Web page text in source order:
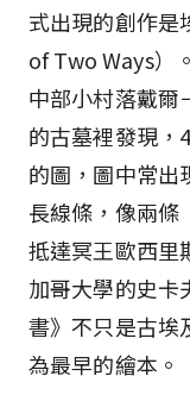
式出現的創作
of Two Ways）
中部小村落戴爾
的古墓裡發現，
的圖，圖中常出
長線條，像兩條
抵達冥王歐西里
加哥大學的史卡
書》不只是古埃
為最早的繪本。